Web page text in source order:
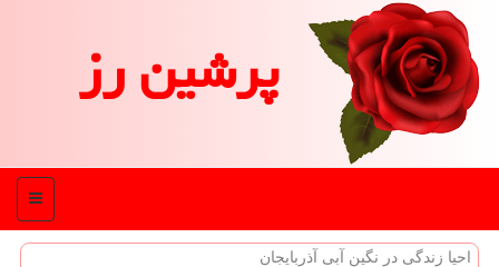
پرشین رز
منو
احیا زندگی در نگین آبی آذربایجان